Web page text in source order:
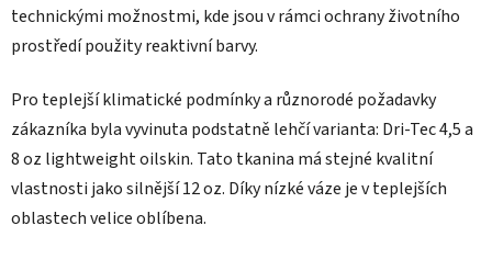
technickými možnostmi, kde jsou v rámci ochrany životního
prostředí použity reaktivní barvy.
Pro teplejší klimatické podmínky a různorodé požadavky
zákazníka byla vyvinuta podstatně lehčí varianta: Dri-Tec 4,5 a
8 oz lightweight oilskin. Tato tkanina má stejné kvalitní
vlastnosti jako silnější 12 oz. Díky nízké váze je v teplejších
oblastech velice oblíbena.